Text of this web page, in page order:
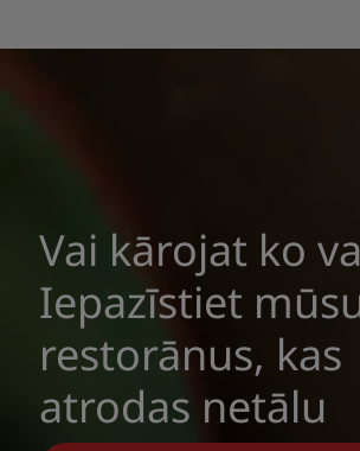
Vai kārojat ko
Iepazīstiet
restorānus, kas
atrodas netālu